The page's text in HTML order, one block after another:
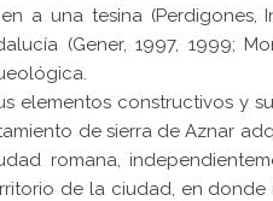
a una tesina (Perdigones,
(Gener, 1997, 1999;
elementos constructivos y
de sierra de Aznar
romana,
de la ciudad, en